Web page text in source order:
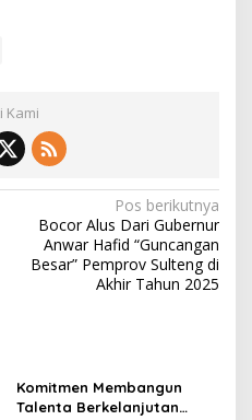
Kami
Pos berikutnya
Bocor Alus Dari Gubernur
Anwar Hafid “Guncangan
Besar” Pemprov Sulteng di
Akhir Tahun 2025
Komitmen Membangun
Talenta Berkelanjutan